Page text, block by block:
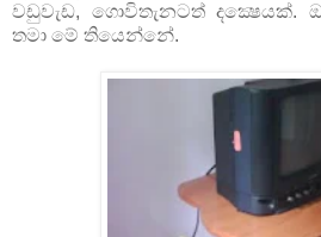
වඩුවැඩ, ගොවිතැනටත්
තමා මේ තියෙන්නේ.